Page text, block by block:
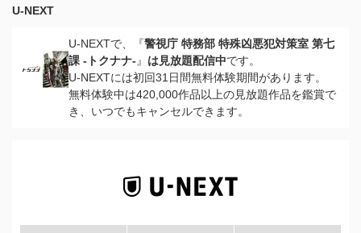
U-NEXT
U-NEXTで、『警視庁 特務部 特殊凶悪犯対策室 第七
課 -トクナナ- 』 は見放題配信中です。
U-NEXTには初回31日間無料体験期間があります。
無料体験中は420,000作品以上の見放題作品を鑑賞で
き、いつでもキャンセルできます。